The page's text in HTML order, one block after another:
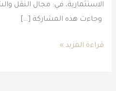
الاستثمارية، في: مجال النقل
وجاءت هذه المشاركة […]
قراءة المزيد »